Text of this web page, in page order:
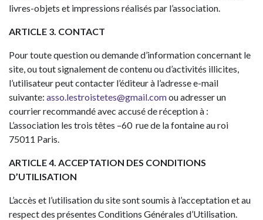
livres-objets et impressions réalisés par l’association.
ARTICLE 3. CONTACT
Pour toute question ou demande d’information concernant le
site, ou tout signalement de contenu ou d’activités illicites,
l’utilisateur peut contacter l’éditeur à l’adresse e-mail
suivante: asso.lestroistetes@gmail.comou adresser un
courrier recommandé avec accusé de réception à :
L’association les trois têtes –60 rue de la fontaine au roi
75011 Paris.
ARTICLE 4. ACCEPTATION DES CONDITIONS
D’UTILISATION
L’accès et l’utilisation du site sont soumis à l’acceptation et au
respect des présentes Conditions Générales d’Utilisation.